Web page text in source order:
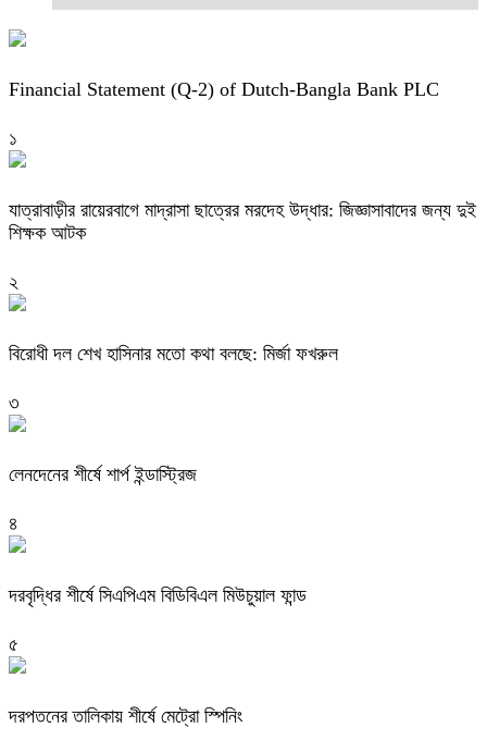
Financial Statement (Q-2) of Dutch-Bangla Bank PLC
১
যাত্রাবাড়ীর রায়েরবাগে মাদ্রাসা ছাত্রের মরদেহ উদ্ধার: জিজ্ঞাসাবাদের জন্য দুই
শিক্ষক আটক
২
বিরোধী দল শেখ হাসিনার মতো কথা বলছে: মির্জা ফখরুল
৩
লেনদেনের শীর্ষে শার্প ইন্ডাস্ট্রিজ
৪
দরবৃদ্ধির শীর্ষে সিএপিএম বিডিবিএল মিউচুয়াল ফান্ড
৫
দরপতনের তালিকায় শীর্ষে মেট্রো স্পিনিং